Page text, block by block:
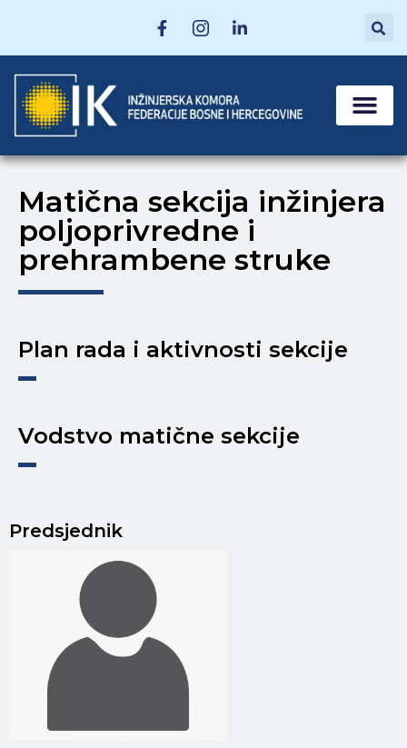
Matična sekcija inžinjera
poljoprivredne i
prehrambene struke
Plan rada i aktivnosti sekcije
Vodstvo matične sekcije
Predsjednik